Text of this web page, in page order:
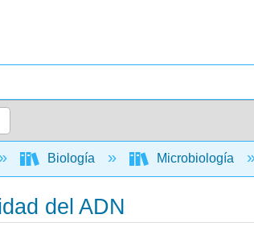
global
Biología Microbiología
del ADN